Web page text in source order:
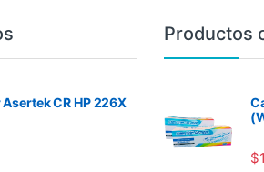
CR HP 226X
Productos
$